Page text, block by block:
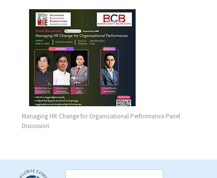
Managing HR Change for Organizational Performance Panel
Discussion